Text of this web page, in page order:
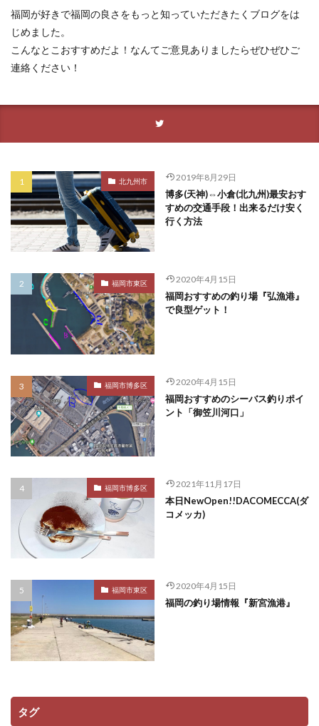
福岡が好きで福岡の良さをもっと知っていただきたくブログをは
じめました。
こんなとこおすすめだよ！なんてご意見ありましたらぜひぜひご
連絡ください！
北九州市 2019年8月29日
博多(天神)⇔小倉(北九州)最安おす
すめの交通手段！出来るだけ安く
行く方法
福岡市東区 2020年4月15日
福岡おすすめの釣り場『弘漁港』
で良型ゲット！
福岡市博多区 2020年4月15日
福岡おすすめのシーバス釣りポイ
ント「御笠川河口」
福岡市博多区 2021年11月17日
本日NewOpen!!DACOMECCA(ダ
コメッカ)
福岡市東区 2020年4月15日
福岡の釣り場情報『新宮漁港』
タグ